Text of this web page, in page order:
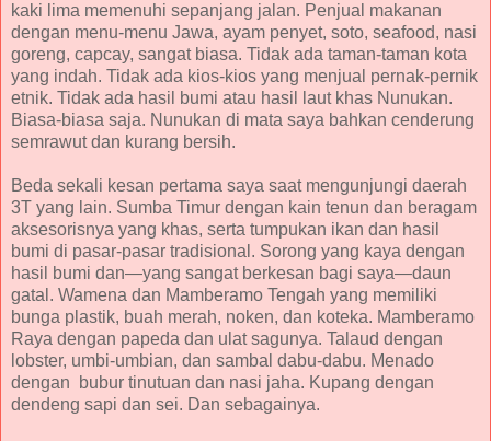
kaki lima memenuhi sepanjang jalan. Penjual makanan
dengan menu-menu Jawa, ayam penyet, soto, seafood, nasi
goreng, capcay, sangat biasa. Tidak ada taman-taman kota
yang indah. Tidak ada kios-kios yang menjual pernak-pernik
etnik. Tidak ada hasil bumi atau hasil laut khas Nunukan.
Biasa-biasa saja. Nunukan di mata saya bahkan cenderung
semrawut dan kurang bersih.
Beda sekali kesan pertama saya saat mengunjungi daerah
3T yang lain. Sumba Timur dengan kain tenun dan beragam
aksesorisnya yang khas, serta tumpukan ikan dan hasil
bumi di pasar-pasar tradisional. Sorong yang kaya dengan
hasil bumi dan—yang sangat berkesan bagi saya—daun
gatal. Wamena dan Mamberamo Tengah yang memiliki
bunga plastik, buah merah, noken, dan koteka. Mamberamo
Raya dengan papeda dan ulat sagunya. Talaud dengan
lobster, umbi-umbian, dan sambal dabu-dabu. Menado
dengan bubur tinutuan dan nasi jaha. Kupang dengan
dendeng sapi dan sei. Dan sebagainya.